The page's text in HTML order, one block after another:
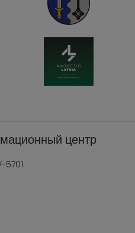
центр
5701